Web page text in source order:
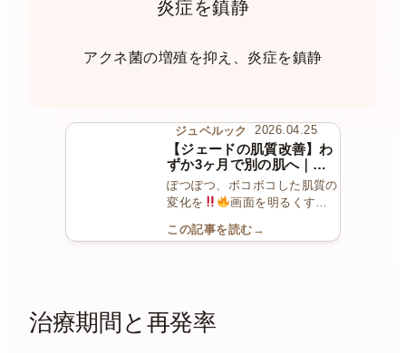
炎症を鎮静
アクネ菌の増殖を抑え、炎症を鎮静
ジュベルック 2026.04.25
【ジェードの肌質改善】わ
ずか3ヶ月で別の肌へ｜段
階的アプローチによる症例
ぽつぽつ、ボコボコした肌質の
変化を
画面を明るくする
と肌の変化がわかりやすいです
今回の患者様は、「人生で
この記事を読む →
治療期間と再発率